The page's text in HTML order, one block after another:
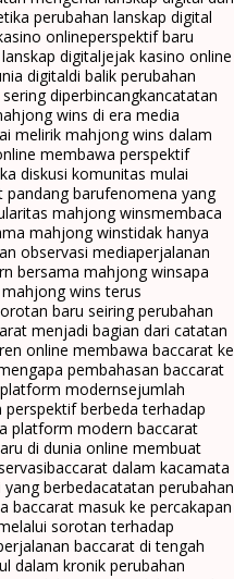
perubahan lanskap digital
onlineperspektif baru
digitaljejak kasino online
digitaldi balik perubahan
diperbincangkancatatan
wins di era media
melirik mahjong wins dalam
membawa perspektif
diskusi komunitas mulai
barufenomena yang
mahjong winsmembaca
mahjong winstidak hanya
observasi mediaperjalanan
bersama mahjong winsapa
wins terus
baru seiring perubahan
menjadi bagian dari catatan
online membawa baccarat ke
pembahasan baccarat
modernsejumlah
berbeda terhadap
platform modern baccarat
di dunia online membuat
baccarat dalam kacamata
berbedacatatan perubahan
baccarat masuk ke percakapan
sorotan terhadap
baccarat di tengah
dalam kronik perubahan